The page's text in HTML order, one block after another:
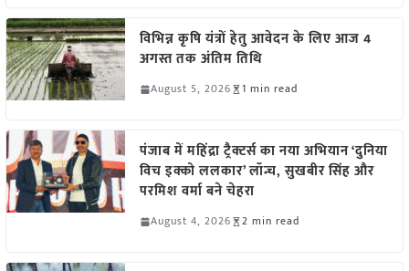
विभिन्न कृषि यंत्रों हेतु आवेदन के लिए आज 4
अगस्त तक अंतिम तिथि
August 5, 2026 1 min read
पंजाब में महिंद्रा ट्रैक्टर्स का नया अभियान ‘दुनिया
विच इक्को ललकार’ लॉन्च, सुखबीर सिंह और
परमिश वर्मा बने चेहरा
August 4, 2026 2 min read